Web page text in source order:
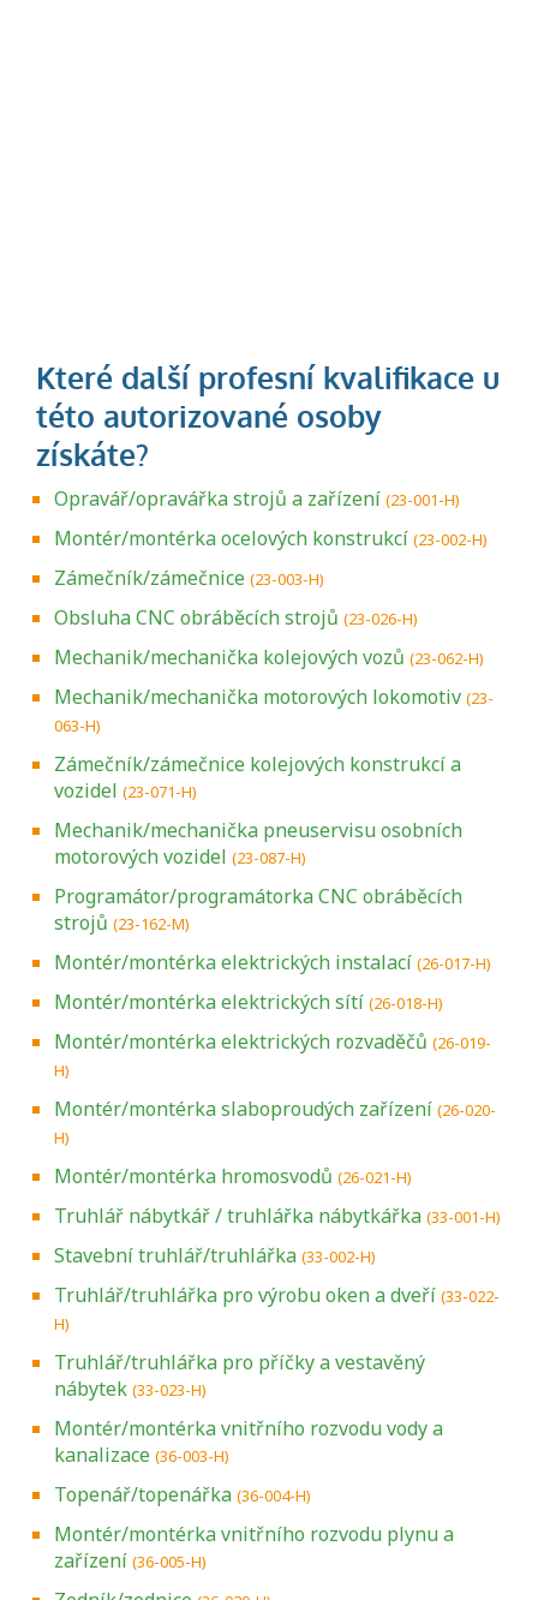
Opravář/opravářka strojů a zařízení (23-001-H)
Montér/montérka ocelových konstrukcí (23-002-H)
Zámečník/zámečnice (23-003-H)
Obsluha CNC obráběcích strojů (23-026-H)
Mechanik/mechanička kolejových vozů (23-062-H)
Mechanik/mechanička motorových lokomotiv (23-
063-H)
Zámečník/zámečnice kolejových konstrukcí a
vozidel (23-071-H)
Mechanik/mechanička pneuservisu osobních
motorových vozidel (23-087-H)
Programátor/programátorka CNC obráběcích
strojů (23-162-M)
Montér/montérka elektrických instalací (26-017-H)
Montér/montérka elektrických sítí (26-018-H)
Montér/montérka elektrických rozvaděčů (26-019-
H)
Montér/montérka slaboproudých zařízení (26-020-
H)
Montér/montérka hromosvodů (26-021-H)
Truhlář nábytkář / truhlářka nábytkářka (33-001-H)
Stavební truhlář/truhlářka (33-002-H)
Truhlář/truhlářka pro výrobu oken a dveří (33-022-
H)
Truhlář/truhlářka pro příčky a vestavěný
nábytek (33-023-H)
Montér/montérka vnitřního rozvodu vody a
kanalizace (36-003-H)
Topenář/topenářka (36-004-H)
Montér/montérka vnitřního rozvodu plynu a
zařízení (36-005-H)